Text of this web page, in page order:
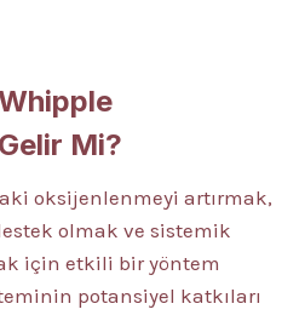
Mi?
oksijenlenmeyi artırmak,
olmak ve sistemik
için etkili bir yöntem
potansiyel katkıları